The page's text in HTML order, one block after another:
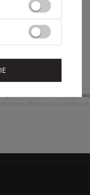
w dowolnym momencie.
jest dobrowolne. Mam prawo
Mam prawo dostępu do
polityce prywatności sklepu